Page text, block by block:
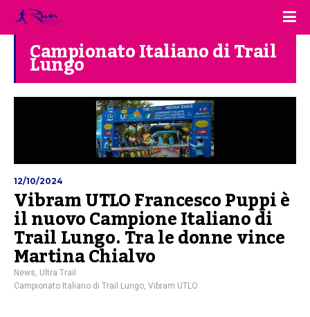
Campionato Italiano di Trail
Lungo
12/10/2024
Vibram UTLO Francesco Puppi è
il nuovo Campione Italiano di
Trail Lungo. Tra le donne vince
Martina Chialvo
News Ultra Trail
Campionato Italiano di Trail Lungo Vibram UTLO